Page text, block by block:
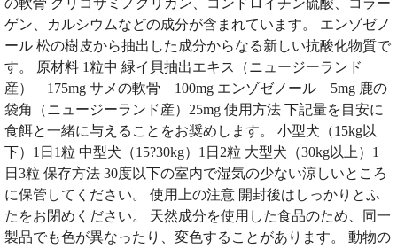
ゲン、カルシウムなどの成分が含まれています。 エンゾゼノ
ール 松の樹皮から抽出した成分からなる新しい抗酸化物質で
す。 原材料 1粒中 緑イ貝抽出エキス（ニュージーランド
産） 175mg サメの軟骨 100mg エンゾゼノール 5mg 鹿の
袋角（ニュージーランド産）25mg 使用方法 下記量を目安に
食餌と一緒に与えることをお奨めします。 小型犬（15kg以
下）1日1粒 中型犬（15?30kg）1日2粒 大型犬（30kg以上）1
日3粒 保存方法 30度以下の室内で湿気の少ない涼しいところ
に保管してください。 使用上の注意 開封後はしっかりとふ
たをお閉めください。 天然成分を使用した食品のため、同一
製品でも色が異なったり、変色することがあります。 動物の